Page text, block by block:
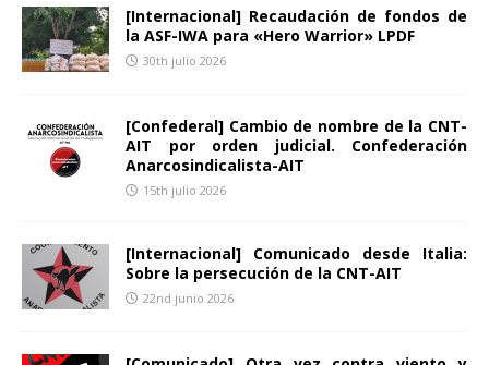
[Internacional] Recaudación de fondos de
la ASF-IWA para «Hero Warrior» LPDF
30th julio 2026
[Confederal] Cambio de nombre de la CNT-
AIT por orden judicial. Confederación
Anarcosindicalista-AIT
15th julio 2026
[Internacional] Comunicado desde Italia:
Sobre la persecución de la CNT-AIT
22nd junio 2026